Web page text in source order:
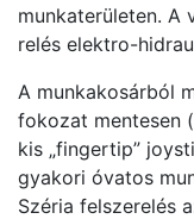
munkaterületen. A
relés elektro-
A munkakosárból
fokozat mentesen
kis „fingertip”
gyakori óvatos
Széria felszerelés